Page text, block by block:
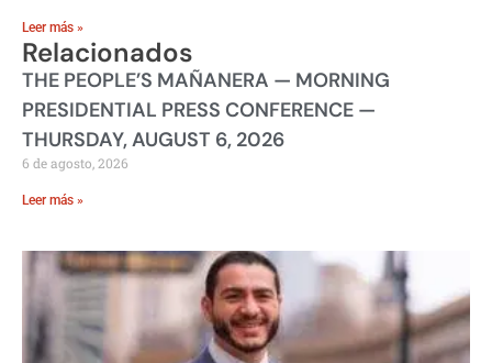
Leer más »
Relacionados
THE PEOPLE’S MAÑANERA — MORNING
PRESIDENTIAL PRESS CONFERENCE —
THURSDAY, AUGUST 6, 2026
6 de agosto, 2026
Leer más »